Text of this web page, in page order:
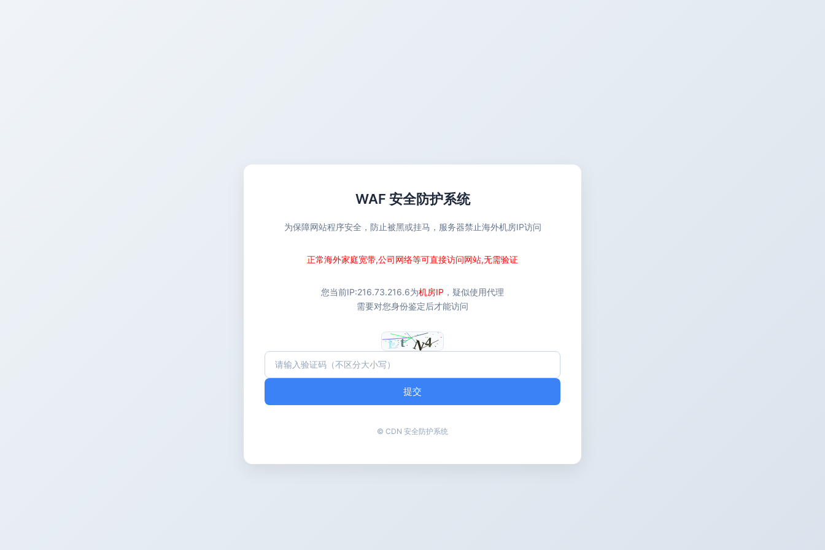
WAF 安全防护系统
为保障网站程序安全，防止被黑或挂马，服务器禁止海外机房IP访问
正常海外家庭宽带,公司网络等可直接访问网站,无需验证
您当前IP:216.73.216.6为机房IP ，疑似使用代理
需要对您身份鉴定后才能访问
提交
© CDN 安全防护系统